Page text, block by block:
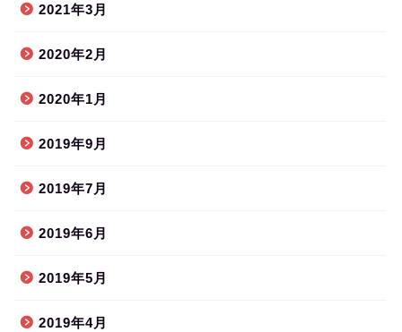
2021年3月
2020年2月
2020年1月
2019年9月
2019年7月
2019年6月
2019年5月
2019年4月